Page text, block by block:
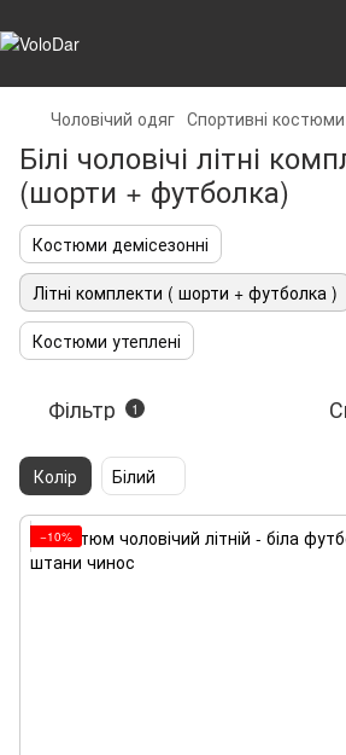
Чоловічий одяг Спортивні костюми
Білі чоловічі літні
(шорти + футболка)
Костюми демісезонні
Літні комплекти ( шорти + футболка )
Костюми утеплені
Фільтр 1
Колір Білий
−10%